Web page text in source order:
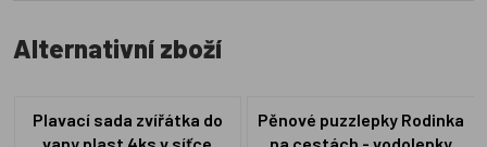
Alternativní zboží
Plavací sada zvířátka do
vany plast 4ks v síťce
Pěnové puzzlepky Rodinka
na cestách - vodolepky